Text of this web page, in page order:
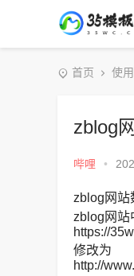
首页 使
zblog
哔哩 •
zblog网站
zblog网站
https://
修改为
http://